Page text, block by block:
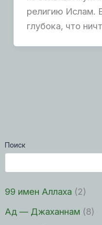
Поиск
99 имен Аллаха (2)
Ад — Джаханнам (8)
религию Ислам.
глубока, что